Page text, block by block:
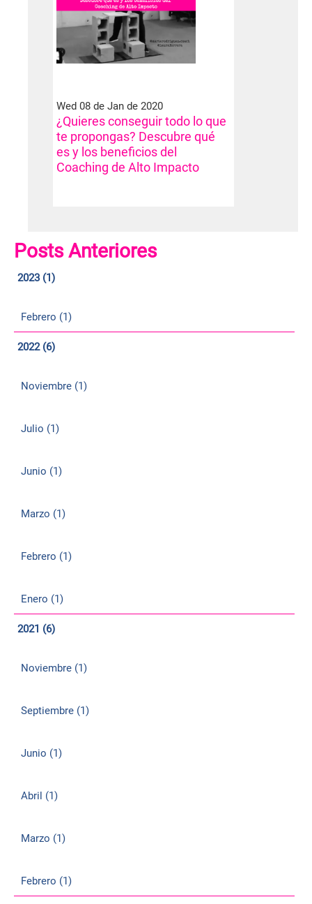
Wed 08 de Jan de 2020
¿Quieres conseguir todo lo que
te propongas? Descubre qué
es y los beneficios del
Coaching de Alto Impacto
Posts Anteriores
2023 (1)
Febrero (1)
2022 (6)
Noviembre (1)
Julio (1)
Junio (1)
Marzo (1)
Febrero (1)
Enero (1)
2021 (6)
Noviembre (1)
Septiembre (1)
Junio (1)
Abril (1)
Marzo (1)
Febrero (1)